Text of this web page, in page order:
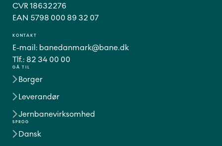
GÅ TIL
Borger
Leverandør
Jernbanevirksomhed
SPROG
Dansk
CVR 18632276
EAN 5798 000 89 32 07
KONTAKT
E-mail: banedanmark@bane.dk
Tlf.: 82 34 00 00